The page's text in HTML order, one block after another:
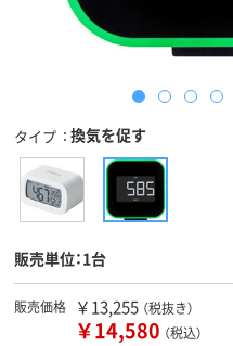
タイプ 換気を促す
販売単位：1台
販売価格 ￥13,255 （税抜き）
￥14,580 （税込）